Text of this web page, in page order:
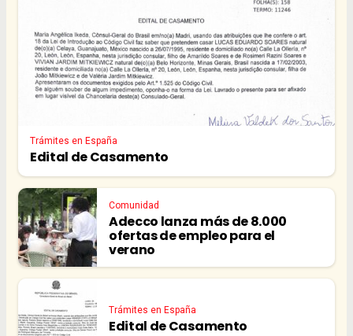
Trámites en España
Edital de Casamento
Comunidad
Adecco lanza más de 8.000
ofertas de empleo para el
verano
Trámites en España
Edital de Casamento